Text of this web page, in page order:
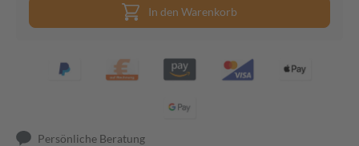
In den Warenkorb
Persönliche Beratung